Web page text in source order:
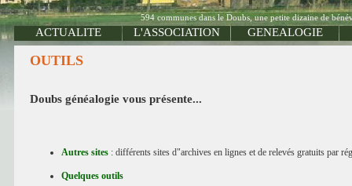
594 communes dans le Doubs, une petite dizaine de
ACTUALITE L'ASSOCIATION GENEALOGIE
OUTILS
Doubs généalogie vous présente...
Autres sites : différents sites d"archives en lignes et de relevés gratuits par
Quelques outils